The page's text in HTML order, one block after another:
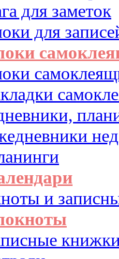
для заметок
для
и